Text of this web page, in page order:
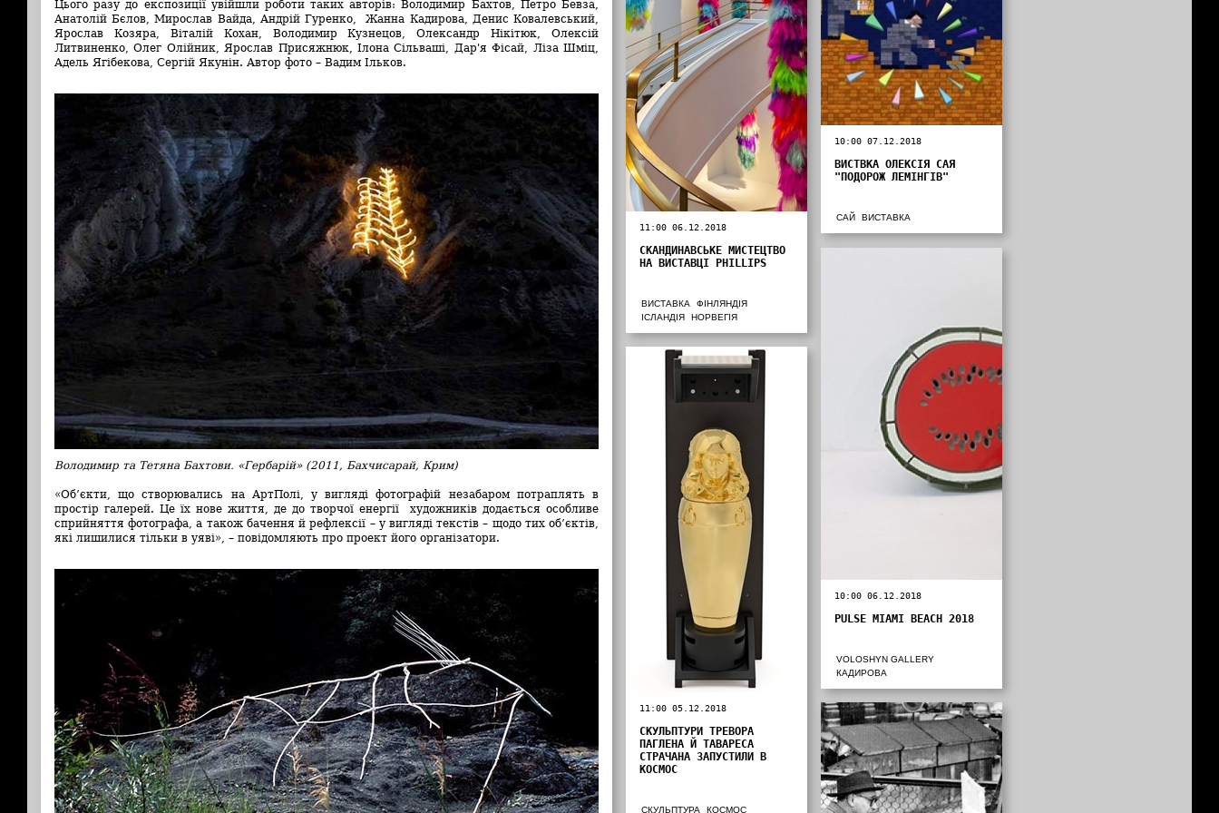
Цього разу до експозиції увійшли роботи таких авторів: Володимир Бахтов, Петро Бевза,
Анатолій Бєлов, Мирослав Вайда, Андрій Гуренко, Жанна Кадирова, Денис Ковалевський,
Ярослав Козяра, Віталій Кохан, Володимир Кузнецов, Олександр Нікітюк, Олексій
Литвиненко, Олег Олійник, Ярослав Присяжнюк, Ілона Сільваші, Дар'я Фісай, Ліза Шміц,
Адель Ягібекова, Сергій Якунін. Автор фото – Вадим Ільков.
Володимир та Тетяна Бахтови. «Гербарій» (2011, Бахчисарай, Крим)
«Об’єкти, що створювались на АртПолі, у вигляді фотографій незабаром потраплять в
простір галерей. Це їх нове життя, де до творчої енергії художників додається особливе
сприйняття фотографа, а також бачення й рефлексії – у вигляді текстів – щодо тих об’єктів,
які лишилися тільки в уяві», – повідомляють про проект його організатори.
10:00 07.12.2018
ВИСТВКА ОЛЕКСІЯ САЯ
"ПОДОРОЖ ЛЕМІНГІВ"
САЙ
ВИСТАВКА
11:00 06.12.2018
СКАНДИНАВСЬКЕ МИСТЕЦТВО
НА ВИСТАВЦІ PHILLIPS
ВИСТАВКА
ФІНЛЯНДІЯ
ІСЛАНДІЯ
НОРВЕГІЯ
10:00 06.12.2018
PULSE MIAMI BEACH 2018
VOLOSHYN GALLERY
КАДИРОВА
11:00 05.12.2018
СКУЛЬПТУРИ ТРЕВОРА
ПАГЛЕНА Й ТАВАРЕСА
СТРАЧАНА ЗАПУСТИЛИ В
КОСМОС
СКУЛЬПТУРА КОСМОС